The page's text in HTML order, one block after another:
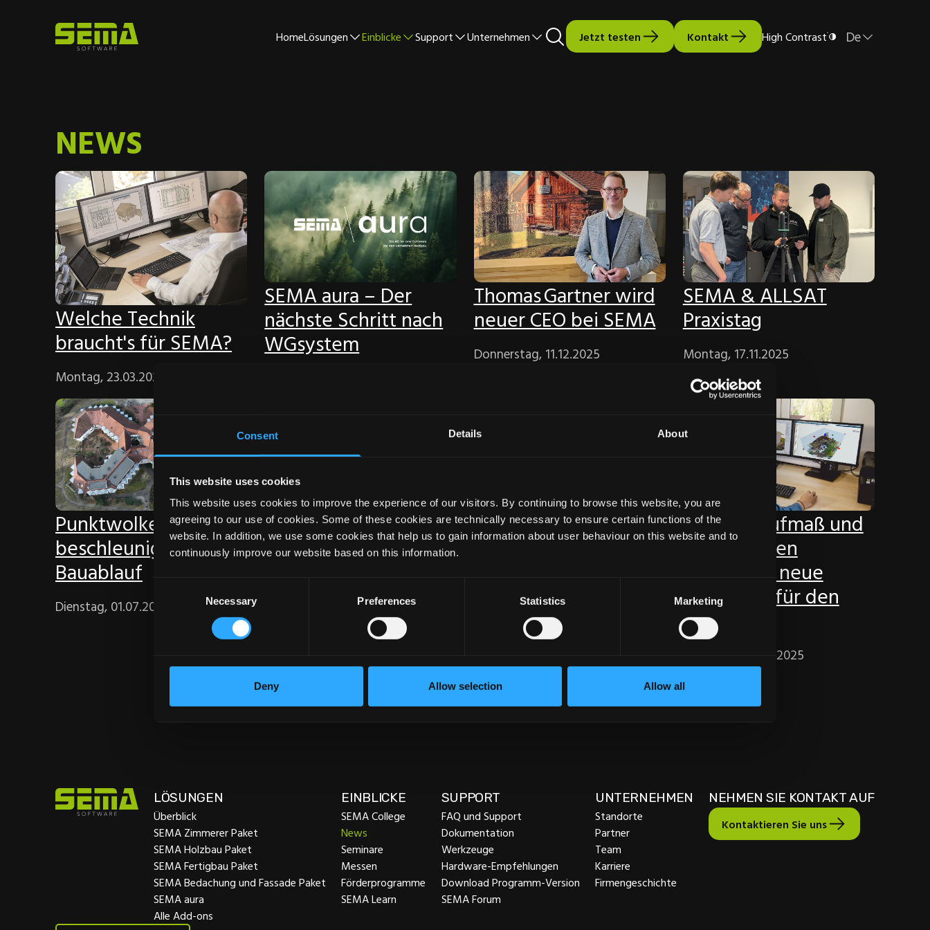
Consent Details About
This website uses cookies
This website uses cookies to improve the experience of our visitors. By continuing to browse this website, you are
agreeing to our use of cookies. Some of these cookies are technically necessary to ensure certain functions of the
website. In addition, we use some cookies that help us to gain information about user behaviour on this website and to
continuously improve our website based on this information.
Selection
Necessary Preferences Statistics Marketing
Deny Allow selection Allow all
HomeLösungen Einblicke Support Unternehmen Jetzt testen Kontakt High Contrast De
NEWS
Welche Technik
braucht's für SEMA?
Montag, 23.03.2026
SEMA aura – Der
nächste Schritt nach
WGsystem
Thomas Gartner wird
neuer CEO bei SEMA
Donnerstag, 11.12.2025
SEMA & ALLSAT
Praxistag
Montag, 17.11.2025
Punktwolke
beschleunigt
Bauablauf
Dienstag, 01.07.2025
Bestnote für
futuristischen
Freitag, 23.05.2025
Rekonstruktion eines
Kirchturms
3D-Laseraufmaß und
Punktwolken
definieren neue
Maßstäbe für den
Holzbau
Mittwoch, 19.02.2025
LÖSUNGEN
Überblick
SEMA Zimmerer Paket
SEMA Holzbau Paket
SEMA Fertigbau Paket
SEMA Bedachung und Fassade Paket
SEMA aura
Alle Add-ons
EINBLICKE
SEMA College
News
Seminare
Messen
Förderprogramme
SEMA Learn
SUPPORT
FAQ und Support
Dokumentation
Werkzeuge
Hardware-Empfehlungen
Download Programm-Version
SEMA Forum
UNTERNEHMEN
Standorte
Partner
Team
Karriere
Firmengeschichte
NEHMEN SIE KONTAKT AUF
Kontaktieren Sie uns